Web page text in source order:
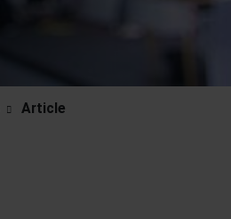
Article